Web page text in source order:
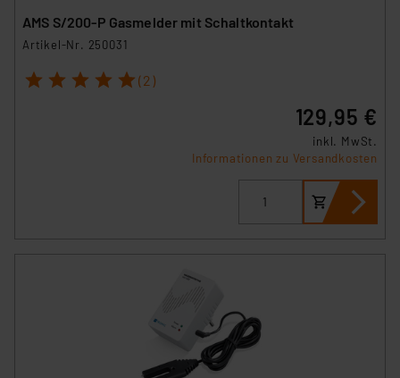
AMS S/200-P Gasmelder mit Schaltkontakt
Artikel-Nr. 250031
1 2 3 4 5 (2)
129,95 €
inkl. MwSt.
Informationen zu Versandkosten